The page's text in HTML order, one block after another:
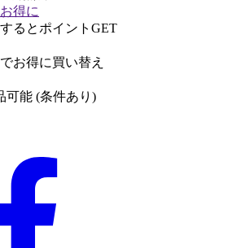
得に
るとポイントGET
お得に買い替え
可能 (条件あり)